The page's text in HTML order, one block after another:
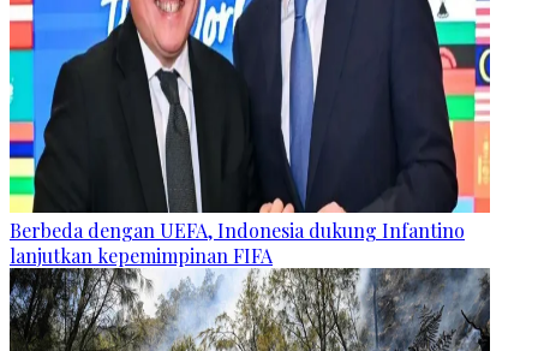
Berbeda dengan UEFA, Indonesia dukung Infantino
lanjutkan kepemimpinan FIFA